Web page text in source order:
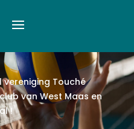
vereniging Touché
van West Maas en
!